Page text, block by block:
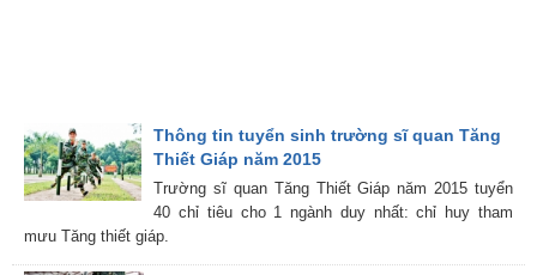
Thông tin tuyển sinh trường sĩ quan Tăng
Thiết Giáp năm 2015
Trường sĩ quan Tăng Thiết Giáp năm 2015 tuyển
40 chỉ tiêu cho 1 ngành duy nhất: chỉ huy tham
mưu Tăng thiết giáp.